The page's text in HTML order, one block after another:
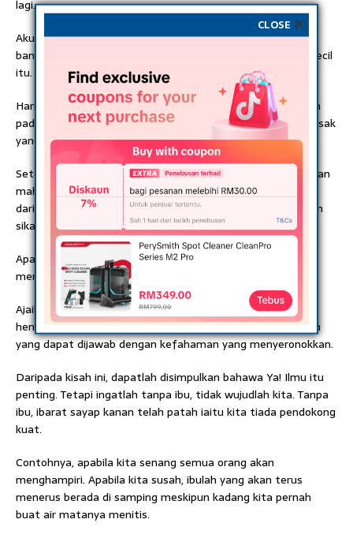
lagi.
Aku dapat merasa lapangnya hatiku, aku dapat rasakan
bantuanku dihargai ibuku dan berkatnya bantuanku yang kecil
itu.
Hari demi hari, aku mendahului kerjaku dengan bertanyakan
pada ibuku jika terdapat sebarang kerja rumah atau memasak
yang perlu dilakukan terlebih dahulu.
Setelah itu baru aku mulakan kerjaku. Jika aku kepenatan dan
mahu rehat, aku akan pastikan aku meminta izin dahulu
daripada ibuku kerana takut hatiya dilukai sekali lagi dengan
sikapku yang kurang peduli padanya dahulu.
Apabila tiba hari peperiksaan, Alhamdulillah aku dapat
menjawab dengan baik dan tenang sekali.
Ajaibnya, aku dapat menghabiskan kesemua tajuk yang
hendak aku ulangi ditambah pula dengan latihan tambahan
yang dapat dijawab dengan kefahaman yang menyeronokkan.
Daripada kisah ini, dapatlah disimpulkan bahawa Ya! Ilmu itu
penting. Tetapi ingatlah tanpa ibu, tidak wujudlah kita. Tanpa
ibu, ibarat sayap kanan telah patah iaitu kita tiada pendokong
kuat.
Contohnya, apabila kita senang semua orang akan
menghampiri. Apabila kita susah, ibulah yang akan terus
menerus berada di samping meskipun kadang kita pernah
buat air matanya menitis.
CLOSE